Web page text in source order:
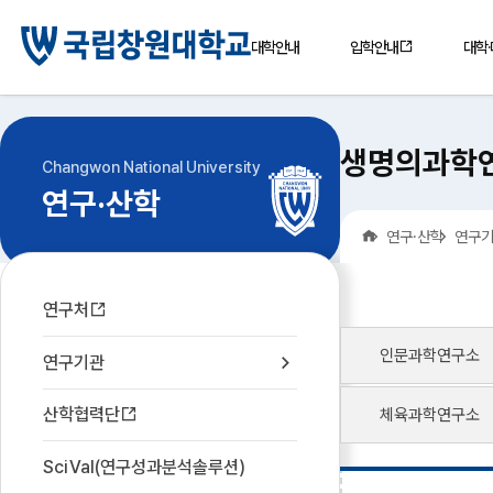
대학안내 입학안내 대학
Changwon National University
연구·산학
연구처
연구기관
산학협력단
SciVal(연구성과분석솔루션)
생명의과학
홈
연구·산학 연구
인문과학연구소
체육과학연구소